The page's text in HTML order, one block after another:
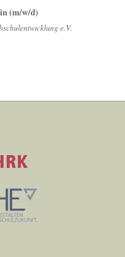
(m/w/d)
e.V.